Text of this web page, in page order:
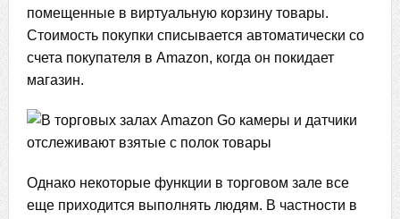
помещенные в виртуальную корзину товары.
Стоимость покупки списывается автоматически со
счета покупателя в Amazon, когда он покидает
магазин.
Однако некоторые функции в торговом зале все
еще приходится выполнять людям. В частности в